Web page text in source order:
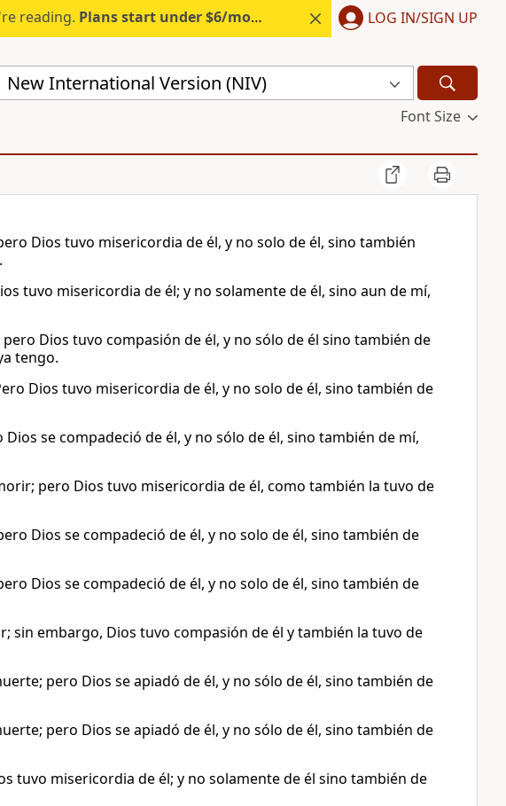
reading. Plans start under $6/month. Start free. LOG IN/SIGN UP
New International Version (NIV)
Font Size
Dios tuvo misericordia de él, y no solo de él, sino también
tuvo misericordia de él; y no solamente de él, sino aun de mí,
Dios tuvo compasión de él, y no sólo de él sino también de
tengo.
Dios tuvo misericordia de él, y no solo de él, sino también de
se compadeció de él, y no sólo de él, sino también de mí,
pero Dios tuvo misericordia de él, como también la tuvo de
Dios se compadeció de él, y no solo de él, sino también de
Dios se compadeció de él, y no solo de él, sino también de
sin embargo, Dios tuvo compasión de él y también la tuvo de
pero Dios se apiadó de él, y no sólo de él, sino también de
pero Dios se apiadó de él, y no sólo de él, sino también de
tuvo misericordia de él; y no solamente de él sino también de